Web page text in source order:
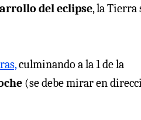
del eclipse, la Tierra
culminando a la 1 de la
(se debe mirar en